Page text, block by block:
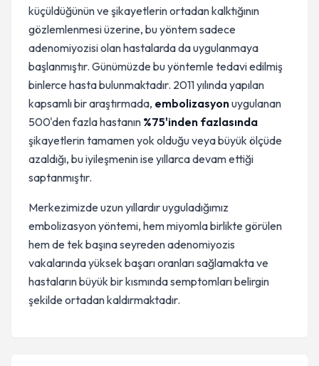
küçüldüğünün ve şikayetlerin ortadan kalktığının
gözlemlenmesi üzerine, bu yöntem sadece
adenomiyozisi olan hastalarda da uygulanmaya
başlanmıştır. Günümüzde bu yöntemle tedavi edilmiş
binlerce hasta bulunmaktadır. 2011 yılında yapılan
kapsamlı bir araştırmada, embolizasyonuygulanan
500'den fazla hastanın %75'inden fazlasında
şikayetlerin tamamen yok olduğu veya büyük ölçüde
azaldığı, bu iyileşmenin ise yıllarca devam ettiği
saptanmıştır.
Merkezimizde uzun yıllardır uyguladığımız
embolizasyon yöntemi, hem miyomla birlikte görülen
hem de tek başına seyreden adenomiyozis
vakalarında yüksek başarı oranları sağlamakta ve
hastaların büyük bir kısmında semptomları belirgin
şekilde ortadan kaldırmaktadır.